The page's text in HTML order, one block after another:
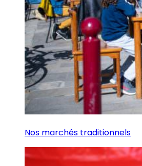
Nos marchés traditionnels